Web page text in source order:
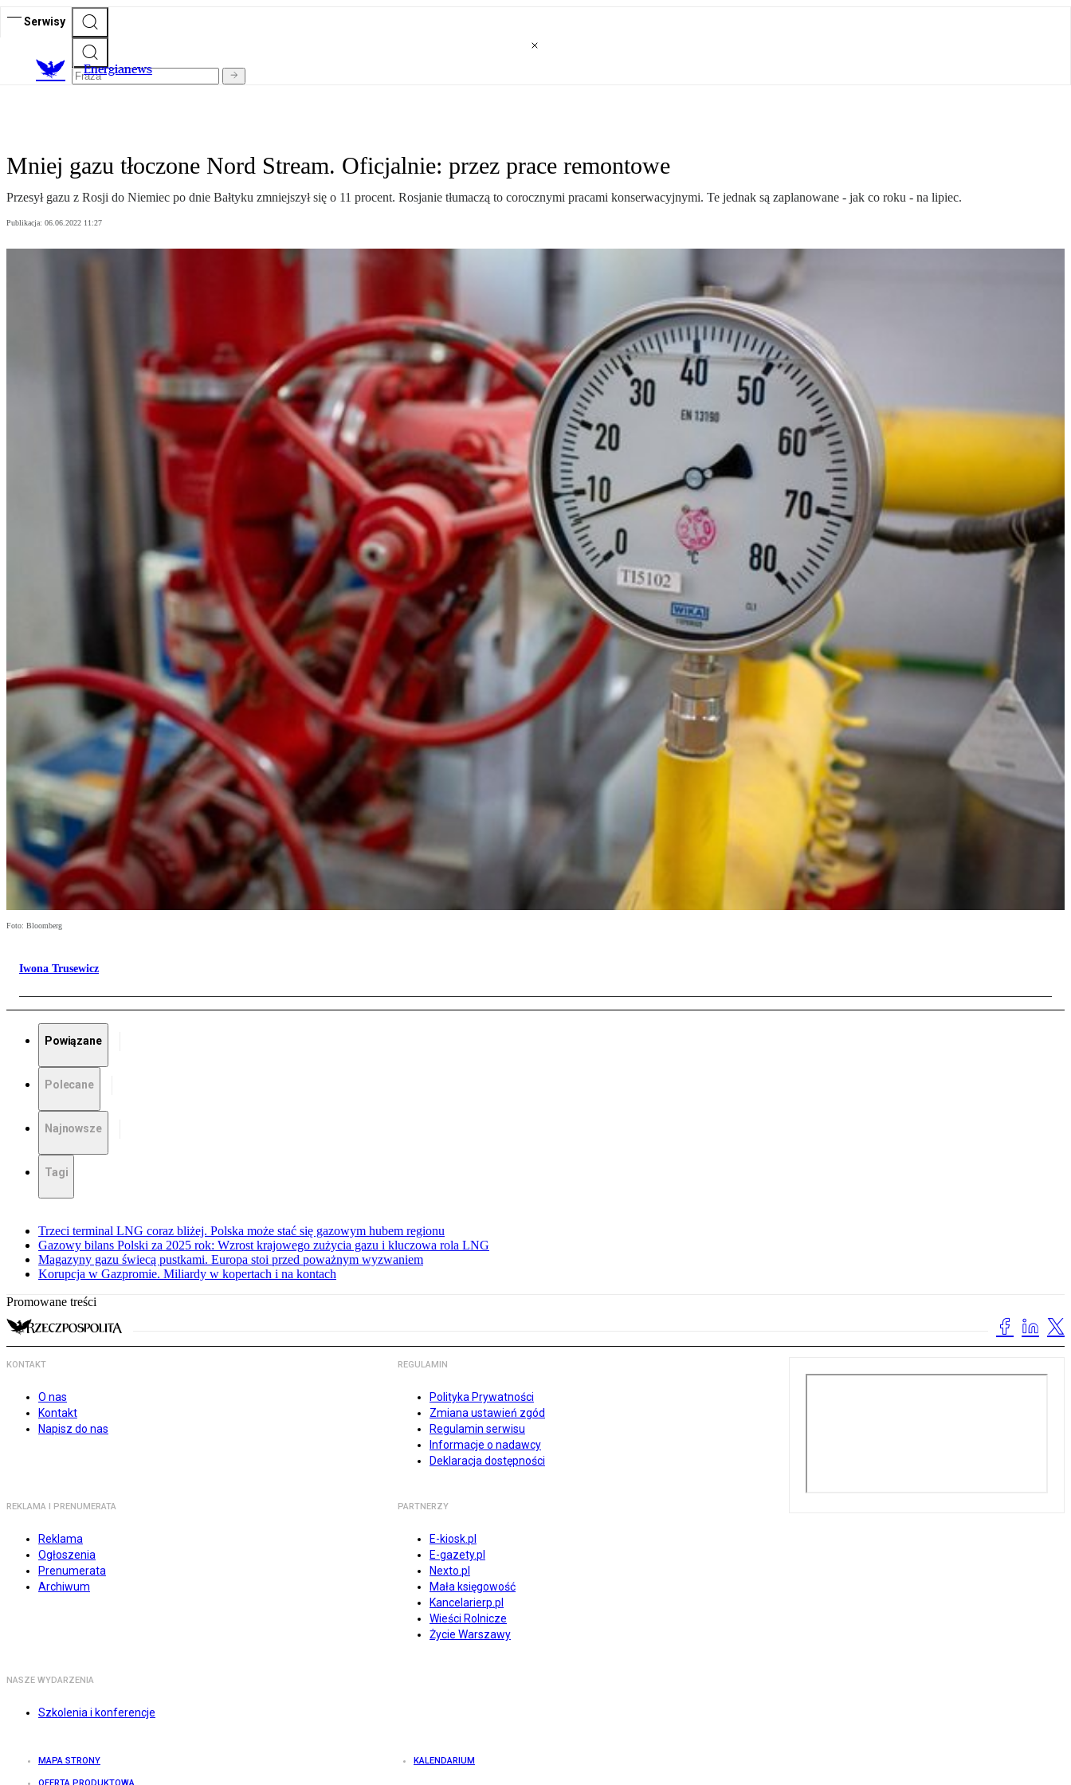
Serwisy
Energianews
Mniej gazu tłoczone Nord Stream. Oficjalnie: przez prace remontowe
Przesył gazu z Rosji do Niemiec po dnie Bałtyku zmniejszył się o 11 procent. Rosjanie tłumaczą to corocznymi pracami konserwacyjnymi. Te jednak są zaplanowane - jak co roku - na lipiec.
Publikacja: 06.06.2022 11:27
Foto: Bloomberg
Iwona Trusewicz
Powiązane
Polecane
Najnowsze
Tagi
Trzeci terminal LNG coraz bliżej. Polska może stać się gazowym hubem regionu
Gazowy bilans Polski za 2025 rok: Wzrost krajowego zużycia gazu i kluczowa rola LNG
Magazyny gazu świecą pustkami. Europa stoi przed poważnym wyzwaniem
Korupcja w Gazpromie. Miliardy w kopertach i na kontach
Promowane treści
KONTAKT
O nas
Kontakt
Napisz do nas
REGULAMIN
Polityka Prywatności
Zmiana ustawień zgód
Regulamin serwisu
Informacje o nadawcy
Deklaracja dostępności
REKLAMA I PRENUMERATA
Reklama
Ogłoszenia
Prenumerata
Archiwum
PARTNERZY
E-kiosk.pl
E-gazety.pl
Nexto.pl
Mała księgowość
Kancelarierp.pl
Wieści Rolnicze
Życie Warszawy
NASZE WYDARZENIA
Szkolenia i konferencje
MAPA STRONY KALENDARIUM